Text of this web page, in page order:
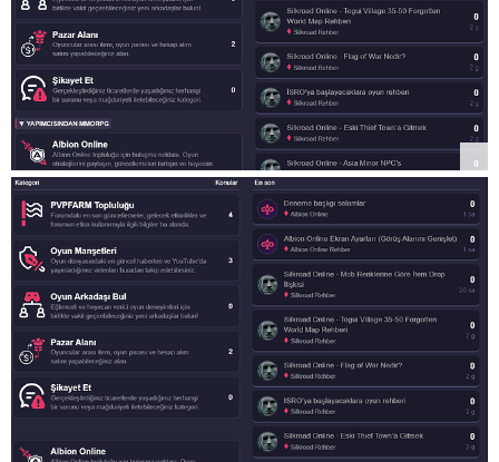
body .category-list [data-category-id="31"],body
    position: relative;
    margin-top: 50px;
}
body [data-category-id="31"]::before {
    content: "▼ PRIVATE SERVER MMORPG";
}